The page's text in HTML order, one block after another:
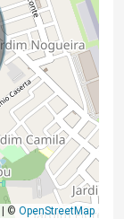
© OpenStreetMap